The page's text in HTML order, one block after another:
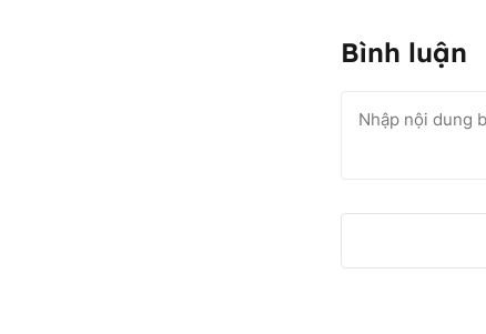
Bình luận